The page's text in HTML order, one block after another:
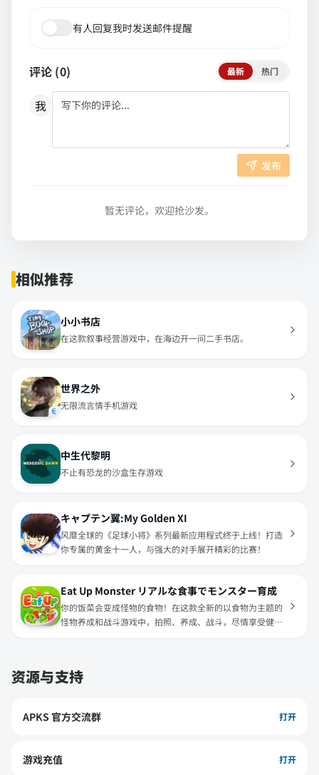
有人回复我时发送邮件提醒
评论 (0) 最新 热门
我
发布
暂无评论，欢迎抢沙发。
相似推荐
小小书店
在这款叙事经营游戏中，在海边开一间二手书店。
世界之外
无限流言情手机游戏
中生代黎明
不止有恐龙的沙盒生存游戏
キャプテン翼:My Golden XI
风靡全球的《足球小将》系列最新应用程式终于上线！打造
你专属的黄金十一人，与强大的对手展开精彩的比赛！
Eat Up Monster リアルな食事でモンスター育成
你的饭菜会变成怪物的食物！在这款全新的以食物为主题的
怪物养成和战斗游戏中，拍照、养成、战斗，尽情享受健康
资源与支持
APKS 官方交流群 打开
游戏充值 打开